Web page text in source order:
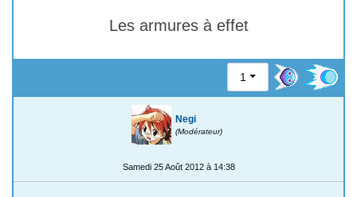
Les armures à effet
1
Negi
(Modérateur)
Samedi 25 Août 2012 à 14:38